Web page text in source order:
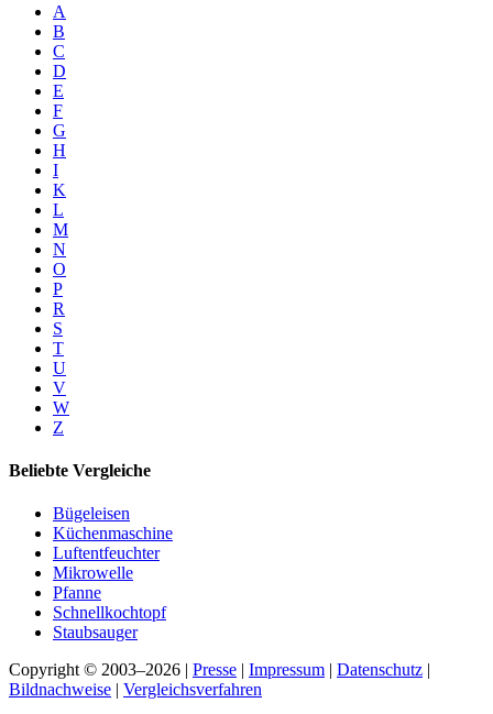
A
B
C
D
E
F
G
H
I
K
L
M
N
O
P
R
S
T
U
V
W
Z
Beliebte Vergleiche
Bügeleisen
Küchenmaschine
Luftentfeuchter
Mikrowelle
Pfanne
Schnellkochtopf
Staubsauger
Copyright © 2003–2026 | Presse | Impressum | Datenschutz |
Bildnachweise | Vergleichsverfahren